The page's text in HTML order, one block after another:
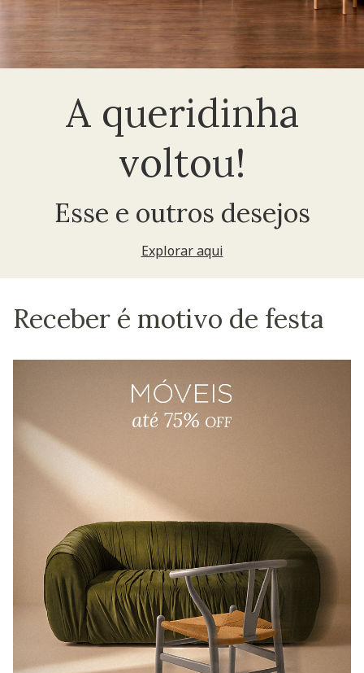
A queridinha
voltou!
Esse e outros desejos
Explorar aqui
Receber é motivo de festa